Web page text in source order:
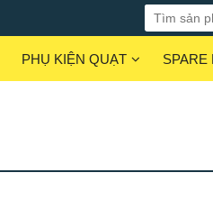
PHỤ KIỆN QUẠT SPARE